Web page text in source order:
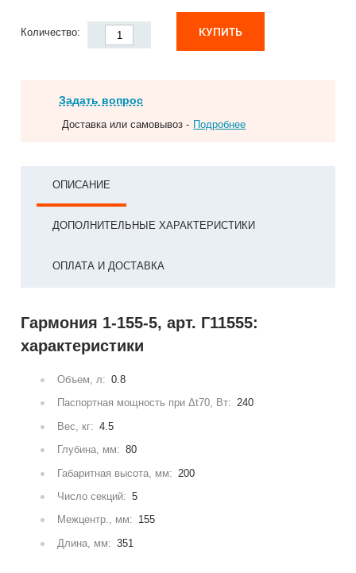
Количество: КУПИТЬ
Задать вопрос
Доставка или самовывоз - Подробнее
ОПИСАНИЕ
ДОПОЛНИТЕЛЬНЫЕ ХАРАКТЕРИСТИКИ
ОПЛАТА И ДОСТАВКА
Гармония 1-155-5, арт. Г11555:
характеристики
Объем, л: 0.8
Паспортная мощность при Δt70, Вт: 240
Вес, кг: 4.5
Глубина, мм: 80
Габаритная высота, мм: 200
Число секций: 5
Межцентр., мм: 155
Длина, мм: 351